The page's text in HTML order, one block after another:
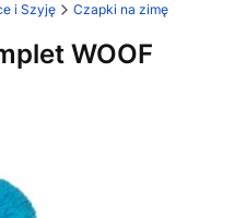
i Szyję Czapki na zimę
WOOF